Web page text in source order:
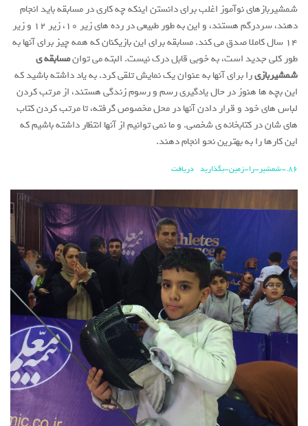
شمشیربازهای نوآموز اغلب برای دانستن اینکه چه کاری در مسابقه باید انجام
دهند، سردرگم هستند، و این به طور طبیعی در رده های زیر 10، زیر 12 و زیر
14 سال کاملا صدق می کند. مسابقه برای این بازیکنان که همه چیز برای آنها به
طور کلی جدید است، به خوبی قابل درک نیست. البته می توانمسابقه ی
شمشیربازیرا برای آنها به عنوان یک نمایش تلقی کرد. به یاد داشته باشید که
این بچه ها هنوز در حال یادگیری رسم و رسوم زندگی هستند، از مرتب کردن
لباس های خود و قرار دادن آنها در محل مخصوص گرفته، تا مرتب کردن کتاب
های شان در کتابخانه ی شخصی. و ما نمی توانیم از آنها انتظار داشته باشیم که
این کارها را به بهترین نحو انجام دهند.
86.-شمشیر-را-زمین-بگذارید دریافت